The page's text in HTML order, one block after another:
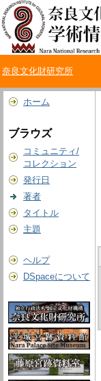
奈良文化財研究所
ホーム
ブラウズ
コミュニティ/
コレクション
発行日
著者
タイトル
主題
ヘルプ
DSpaceについて